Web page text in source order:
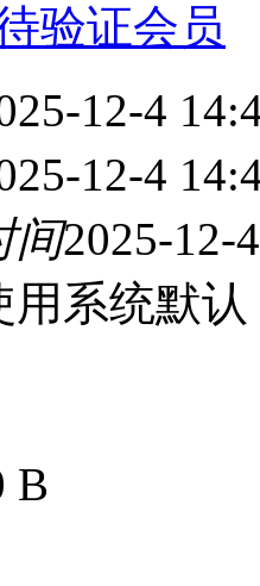
验证会员
12-4
12-4
间2025-12-
用系统默认
B